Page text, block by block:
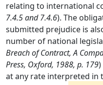
relating to international
7.4.5 and 7.4.6). The
submitted prejudice is
number of national
Breach of Contract, A
Press, Oxford, 1988, p. 179
at any rate interpreted in